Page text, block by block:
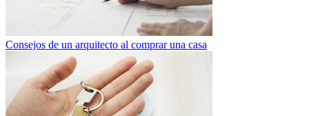
Consejos de un arquitecto al comprar una casa